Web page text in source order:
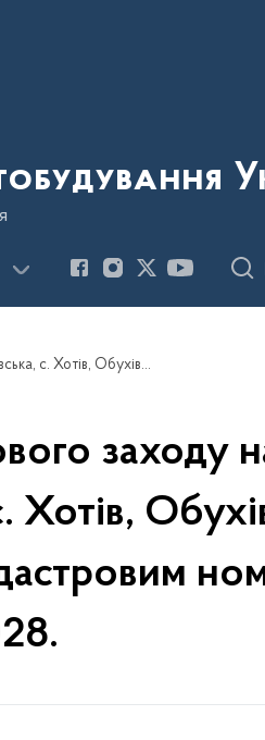
Повідомлення про проведення позапланового заходу на об'єкті будівництва за адресою: вул. Лісниківська, с. Хотів, Обухівський р-н, Київська обл. на земельній ділянці з кадастровим номером 3222487201:01:006:5028.
заходу
Хотів,